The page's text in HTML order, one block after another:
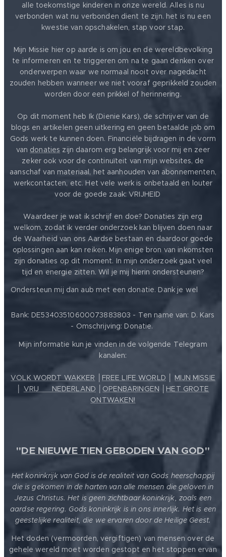
alle toekomstige kinderen in onze wereld. Alles is nu
verbonden wat nu verbonden dient te zijn. het is nu een
kwestie van opschakelen, stap voor stap.
Mijn Missie hier op aarde is om jou en de wereldbevolking
te informeren en te triggeren om na te gaan denken over
onderwerpen waar we normaal nooit over nagedacht
zouden hebben wanneer we niet vooraf geprikkeld zouden
worden door een prikkel of herinnering.
Op dit moment heb Ik (Dienie Kars), de schrijver van de
blogs en artikelen geen uitkering en geen betaalde job om
Gods werk te kunnen doen. Financiële bijdragen in de vorm
van donaties zijn daarom erg belangrijk voor mij en zeer
zeker ook voor de continuïteit van mijn websites, de
aanschaf van materiaal, het aanhouden van abonnementen,
werkcontacten, etc. Het vele werk is onbetaald en louter
voor de goede zaak: VRIJHEID ❤️
Waardeer je wat ik schrijf en doe? Donaties zijn erg
welkom, zodat ik verder onderzoek kan blijven doen naar
de Waarheid van ons Aardse bestaan en daardoor goede
oplossingen aan kan reiken. Mijn enige bron van inkomsten
zijn donaties op dit moment. In mijn onderzoek gaat veel
tijd en energie zitten. Wil je mij hierin ondersteunen?
Ondersteun mij dan aub met een donatie. Dank je wel
Bank: DE53403510600073883803 - Ten name van: D. Kars
- Omschrijving: Donatie.
Mijn informatie kun je vinden in de volgende Telegram
kanalen:
VOLK WORDT WAKKER FREE LIFE WORLD
MIJN MISSIE
VRIJ ❤️ NEDERLAND OPENBARINGEN
HET GROTE
ONTWAKEN!
"DE NIEUWE TIEN GEBODEN VAN GOD"
Het koninkrijk van God is de realiteit van Gods heerschappij
die is gekomen in de harten van alle mensen die geloven in
Jezus Christus. Het is geen zichtbaar koninkrijk, zoals een
aardse regering. Gods koninkrijk is in ons innerlijk. Het is een
geestelijke realiteit, die we ervaren door de Heilige Geest.
Het doden (vermoorden, vergiftigen) van mensen over de
gehele wereld moet worden gestopt en het stoppen ervan